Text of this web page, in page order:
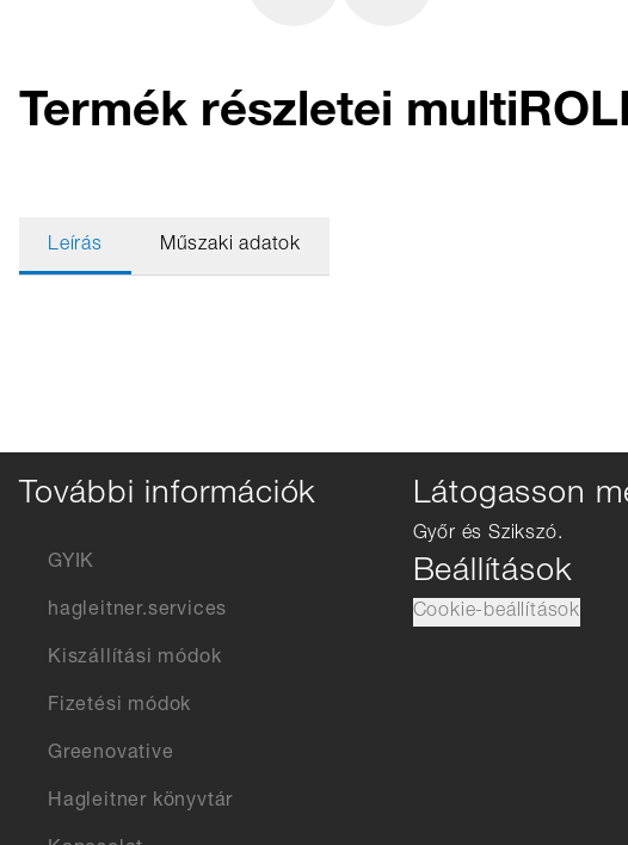
Termék részletei
Leírás Műszaki adatok
További információk
GYIK
hagleitner.services
Kiszállítási módok
Fizetési módok
Greenovative
Hagleitner könyvtár
Látogasson
Győr és Szikszó.
Beállítások
Cookie-beállítások